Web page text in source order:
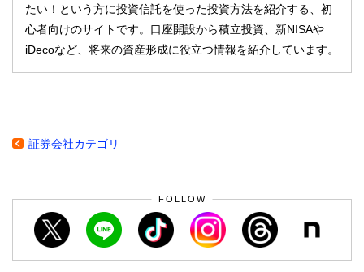
たい！という方に投資信託を使った投資方法を紹介する、初
心者向けのサイトです。口座開設から積立投資、新NISAや
iDecoなど、将来の資産形成に役立つ情報を紹介しています。
証券会社カテゴリ
FOLLOW